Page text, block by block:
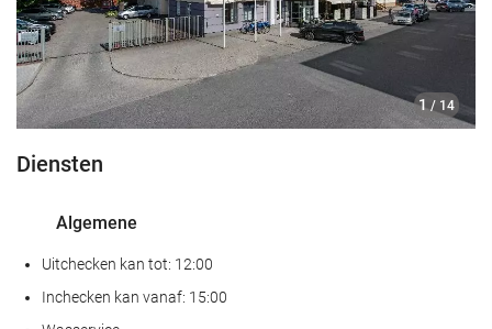
1 / 14
Diensten
Algemene
Uitchecken kan tot: 12:00
Inchecken kan vanaf: 15:00